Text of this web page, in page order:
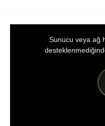
Sunucu veya ağ